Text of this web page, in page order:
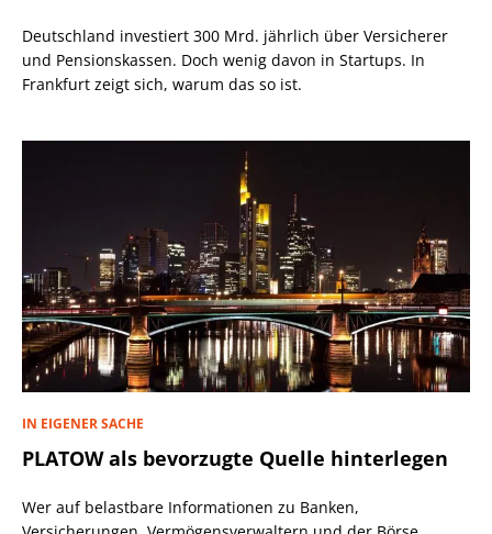
Deutschland investiert 300 Mrd. jährlich über Versicherer
und Pensionskassen. Doch wenig davon in Startups. In
Frankfurt zeigt sich, warum das so ist.
IN EIGENER SACHE
PLATOW als bevorzugte Quelle hinterlegen
Wer auf belastbare Informationen zu Banken,